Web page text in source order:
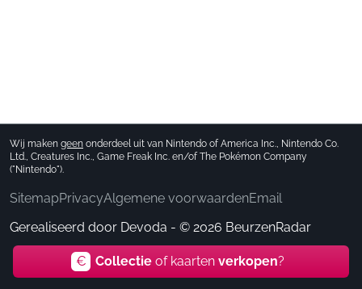
Wij maken geen onderdeel uit van Nintendo of America Inc., Nintendo Co.
Ltd., Creatures Inc., Game Freak Inc. en/of The Pokémon Company
("Nintendo").
SitemapPrivacyAlgemene voorwaardenEmail
Gerealiseerd door Devoda - © 2026 BeurzenRadar
€ Collectie of kaarten verkopen?